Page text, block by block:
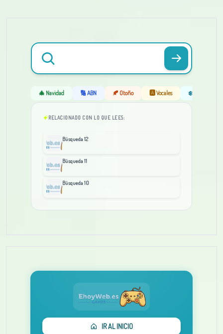
🎄 Navidad 🔢 ABN 🍂 Otoño 🅰️ Vocales ❄️ Invierno
RELACIONADO CON LO QUE LEES:
Búsqueda 12
Búsqueda 11
Búsqueda 10
IR AL INICIO